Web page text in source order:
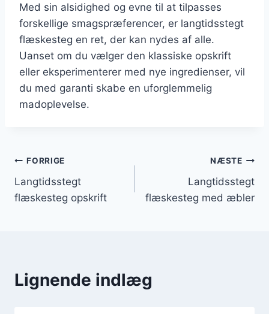
Med sin alsidighed og evne til at tilpasses
forskellige smagspræferencer, er langtidsstegt
flæskesteg en ret, der kan nydes af alle.
Uanset om du vælger den klassiske opskrift
eller eksperimenterer med nye ingredienser, vil
du med garanti skabe en uforglemmelig
madoplevelse.
Indlægsnavigation
FORRIGE
Langtidsstegt
flæskesteg opskrift
NÆSTE
Langtidsstegt
flæskesteg med æbler
Lignende indlæg